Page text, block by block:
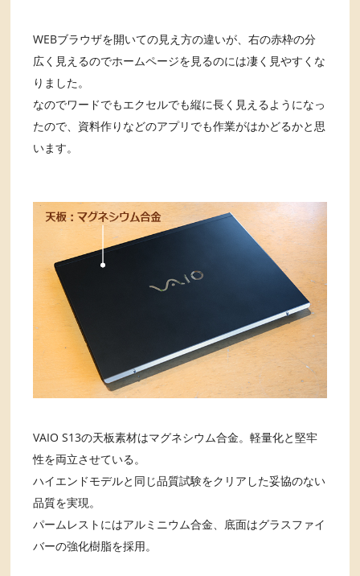
WEBブラウザを開いての見え方の違いが、右の赤枠の分
広く見えるのでホームページを見るのには凄く見やすくな
りました。
なのでワードでもエクセルでも縦に長く見えるようになっ
たので、資料作りなどのアプリでも作業がはかどるかと思
います。
VAIO S13の天板素材はマグネシウム合金。軽量化と堅牢
性を両立させている。
ハイエンドモデルと同じ品質試験をクリアした妥協のない
品質を実現。
パームレストにはアルミニウム合金、底面はグラスファイ
バーの強化樹脂を採用。